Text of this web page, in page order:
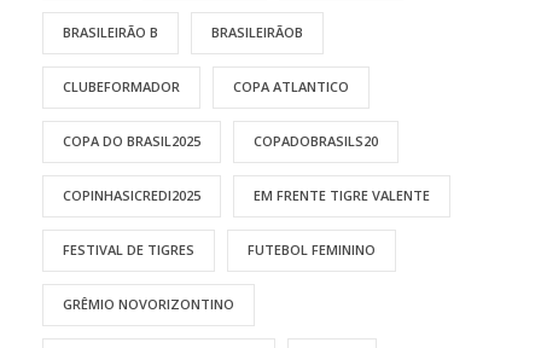
BRASILEIRÃO B BRASILEIRÃOB
CLUBEFORMADOR COPA ATLANTICO
COPA DO BRASIL2025 COPADOBRASILS20
COPINHASICREDI2025 EM FRENTE TIGRE VALENTE
FESTIVAL DE TIGRES FUTEBOL FEMININO
GRÊMIO NOVORIZONTINO